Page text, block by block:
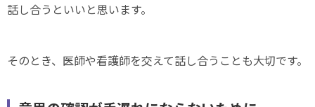
話し合うといいと思います。
そのとき、医師や看護師を交えて話し合うことも大切です。